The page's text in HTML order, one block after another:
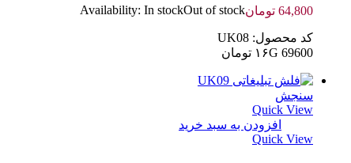
64,800 تومان Availability: In stockOut of stock
کد محصول: UK08
۱۶G 69600 تومان
سنجش
Quick View
افزودن به سبد خرید
Quick View